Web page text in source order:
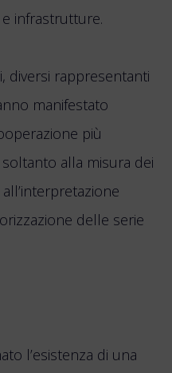
infrastrutture.
diversi rappresentanti
manifestato
più
alla misura dei
delle serie
l’esistenza di una